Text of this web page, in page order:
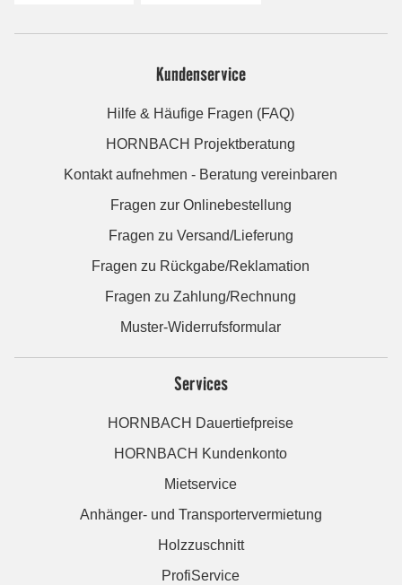
Kundenservice
Hilfe & Häufige Fragen (FAQ)
HORNBACH Projektberatung
Kontakt aufnehmen - Beratung vereinbaren
Fragen zur Onlinebestellung
Fragen zu Versand/Lieferung
Fragen zu Rückgabe/Reklamation
Fragen zu Zahlung/Rechnung
Muster-Widerrufsformular
Services
HORNBACH Dauertiefpreise
HORNBACH Kundenkonto
Mietservice
Anhänger- und Transportervermietung
Holzzuschnitt
ProfiService